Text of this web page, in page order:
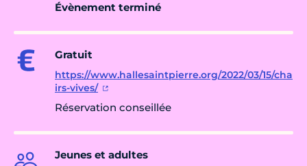
Évènement terminé
Gratuit
https://www.hallesaintpierre.org/2022/03/15/cha
irs-vives/
Réservation conseillée
Jeunes et adultes